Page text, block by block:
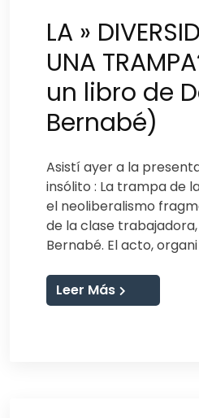
LA »
UNA
un libro de
Bernabé)
Asistí ayer a la
insólito : La trampa de
el neoliberalismo
de la clase
Bernabé. El acto, organi
Leer Más